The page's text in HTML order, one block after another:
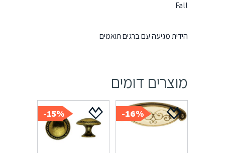
Fall
הידית מגיעה עם ברגים תואמים
מוצרים דומים
16%-
15%-